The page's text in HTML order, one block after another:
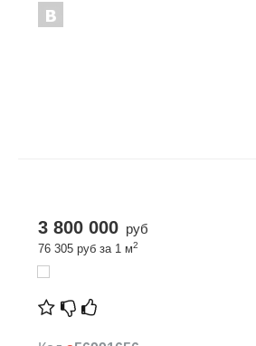
3 800 000 руб
76 305 руб за 1 м2